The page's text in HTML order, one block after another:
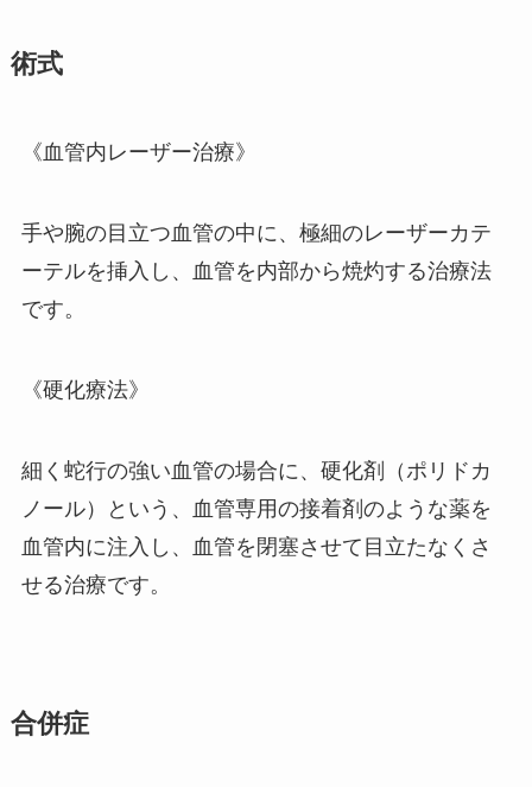
術式
《血管内レーザー治療》
手や腕の目立つ血管の中に、極細のレーザーカテ
ーテルを挿入し、血管を内部から焼灼する治療法
です。
《硬化療法》
細く蛇行の強い血管の場合に、硬化剤（ポリドカ
ノール）という、血管専用の接着剤のような薬を
血管内に注入し、血管を閉塞させて目立たなくさ
せる治療です。
合併症